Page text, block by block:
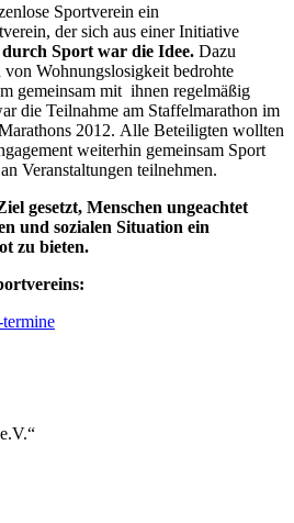
Sportverein ein
der sich aus einer Initiative
Sport war die Idee. Dazu
Wohnungslosigkeit bedrohte
gemeinsam mit ihnen regelmäßig
die Teilnahme am Staffelmarathon im
2012. Alle Beteiligten wollten
weiterhin gemeinsam Sport
Veranstaltungen teilnehmen.
gesetzt, Menschen ungeachtet
und sozialen Situation ein
zu bieten.